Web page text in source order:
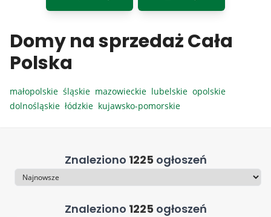
Domy na sprzedaż Cała
Polska
małopolskie śląskie mazowieckie lubelskie opolskie
dolnośląskie łódzkie kujawsko-pomorskie
Znaleziono 1225 ogłoszeń
Sortowanie
Znaleziono 1225 ogłoszeń